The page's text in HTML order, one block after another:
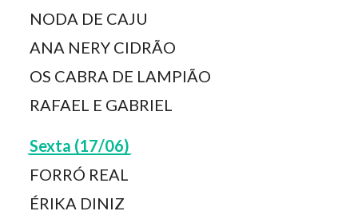
NODA DE CAJU
ANA NERY CIDRÃO
OS CABRA DE LAMPIÃO
RAFAEL E GABRIEL
Sexta (17/06)
FORRÓ REAL
ÉRIKA DINIZ